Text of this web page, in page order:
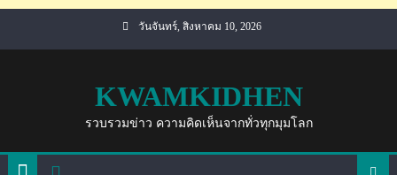
วันจันทร์, สิงหาคม 10, 2026
KWAMKIDHEN
รวบรวมข่าว ความคิดเห็นจากทั่วทุกมุมโลก